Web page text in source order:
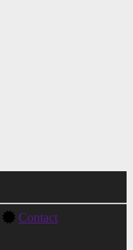
Contact